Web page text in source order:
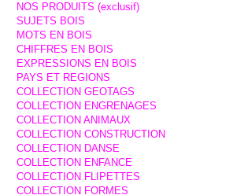
NOS PRODUITS (exclusif)
SUJETS BOIS
MOTS EN BOIS
CHIFFRES EN BOIS
EXPRESSIONS EN BOIS
PAYS ET REGIONS
COLLECTION GEOTAGS
COLLECTION ENGRENAGES
COLLECTION ANIMAUX
COLLECTION CONSTRUCTION
COLLECTION DANSE
COLLECTION ENFANCE
COLLECTION FLIPETTES
COLLECTION FORMES